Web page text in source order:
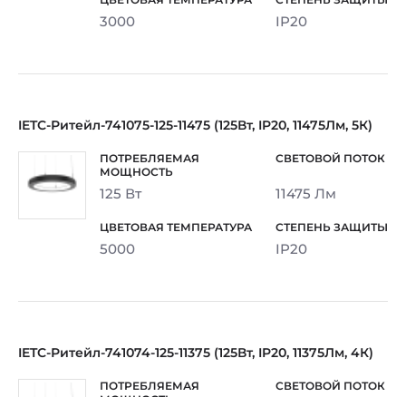
3000 IP20
IETC-Ритейл-741075-125-11475 (125Вт, IP20, 11475Лм, 5К)
125 Вт 11475 Лм
5000 IP20
IETC-Ритейл-741074-125-11375 (125Вт, IP20, 11375Лм, 4К)